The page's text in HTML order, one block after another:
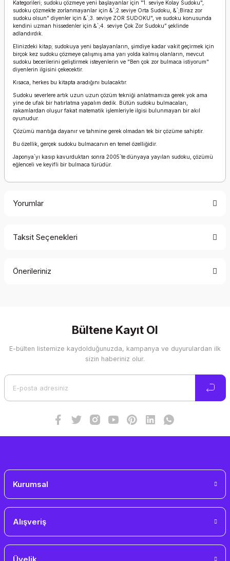
Kategorileri; sudoku çözmeye yeni başlayanlar için "1. seviye Kolay Sudoku",
sudoku çözmekte zorlanmayanlar için &`;2.seviye Orta Sudoku, &`;Biraz zor
sudoku olsun" diyenler için &`;3. seviye ZOR SUDOKU", ve sudoku konusunda
kendini uzman hissedenler için &`;4. seviye Çok Zor Sudoku” şeklinde
adlandırdık.
Elinizdeki kitap; sudokuya yeni başlayanların, şimdiye kadar vakit geçirmek için
birçok kez sudoku çözmeye çalışmış ama yarı yolda kalmış olanların, mevcut
sudoku becerilerini geliştirmek isteyenlerin ve "Ben çok zor bulmaca istiyorum"
diyenlerin ilgisini çekecektir.
Kısaca, herkes bu kitapta aradığını bulacaktır.
Sudoku severlere artık uzun uzun çözüm tekniği anlatmamıza gerek yok ama
yine de ufak bir hatırlatma yapalım dedik. Bütün sudoku bulmacaları,
rakamlardan oluşur fakat matematik işlemleriyle ilgisi bulunmayan bir akıl
oyunudur.
Çözümü mantığa dayanır ve tahmine gerek olmadan tek bir çözüme sahiptir.
Bu özellik, gerçek sudoku bulmacanın en temel özelliğidir.
Japonya`yı kasıp kavurduktan sonra 2005`te dünyaya yayılan sudoku, çözümü
eğlenceli ve keyifli bir bulmaca türüdür.
Yorumlar
Taksit Seçenekleri
Önerileriniz
Görüş ve önerileriniz için teşekkür ederiz.
Ürün resmi kalitesiz, bozuk veya görüntülenemiyor.
Bültene Kayıt Ol
E-bülten listemize kaydolduğunuzda, kampanya ve duyurulardan ilk
sizin haberiniz olur.
Kurumsal
Alışveriş